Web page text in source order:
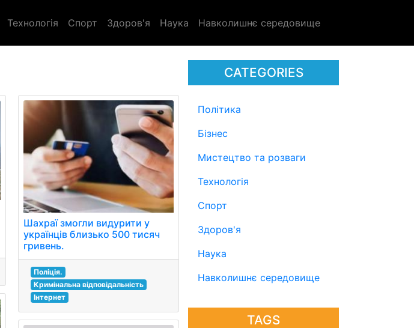
Технологія Спорт Здоров'я Наука Навколишнє середовище
CATEGORIES
Політика
Бізнес
Мистецтво та розваги
Технологія
Спорт
Здоров'я
Наука
Навколишнє середовище
TAGS
Шахраї змогли видурити у
українців близько 500 тисяч
гривень.
Поліція.
Кримінальна відповідальність
Інтернет